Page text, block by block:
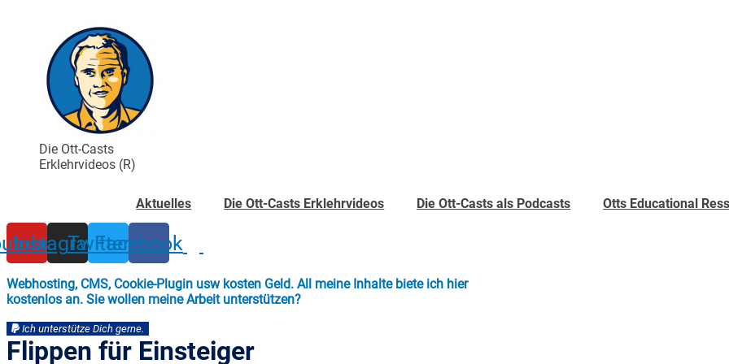
wechseln
Die Ott-Casts
Erklehrvideos (R)
Aktuelles Die Ott-Casts Erklehrvideos Die Ott-Casts als Podcasts Otts Educational
Instagram
Twitter
Facebook
Webhosting, CMS, Cookie-Plugin usw kosten Geld. All meine Inhalte biete ich hier
kostenlos an. Sie wollen meine Arbeit unterstützen?
Ich unterstütze Dich gerne.
Flippen für Einsteiger